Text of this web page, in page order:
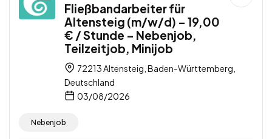
Fließbandarbeiter für
Altensteig (m/w/d) – 19,00
€ / Stunde – Nebenjob,
Teilzeitjob, Minijob
72213 Altensteig, Baden-Württemberg,
Deutschland
03/08/2026
Nebenjob